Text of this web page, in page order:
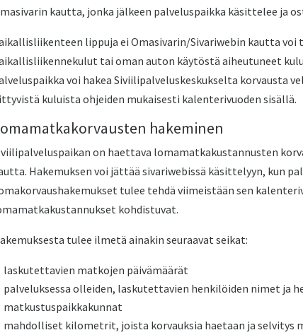
kautta, jonka jälkeen palveluspaikka käsittelee ja
lippuja ei Omasivarin/Sivariwebin kautta
tai oman auton käytöstä aiheutuneet
voi hakea Siviilipalveluskeskukselta korvausta
kuluista ohjeiden mukaisesti kalenterivuoden sisällä.
hakeminen
on haettava lomamatkakustannusten
Hakemuksen voi jättää sivariwebissä käsittelyyn, kun
tulee tehdä viimeistään sen
kohdistuvat.
tulee ilmetä ainakin seuraavat seikat:
laskutettavien matkojen päivämäärät
palveluksessa olleiden, laskutettavien henkilöiden nimet ja
matkustuspaikkakunnat
mahdolliset kilometrit, joista korvauksia haetaan ja selvitys